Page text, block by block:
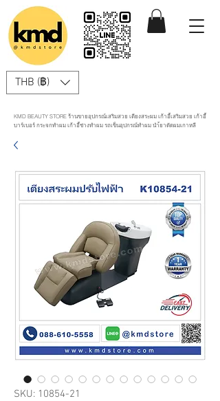
THB (฿)
KMD BEAUTY STORE ร้านขายอุปกรณ์เสริมสวย เตียงสระผม เก้าอี้เสริมสวย เก้าอี้
บาร์เบอร์ กระจกทำผม เก้าอี้ช่างทำผม รถเข็นอุปกรณ์ทำผม นำ้ยาดัดผมเกาหลี
SKU: 10854-21